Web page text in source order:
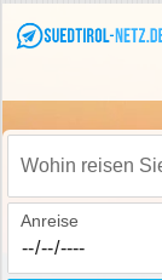
Wohin reisen Sie?
Anreise